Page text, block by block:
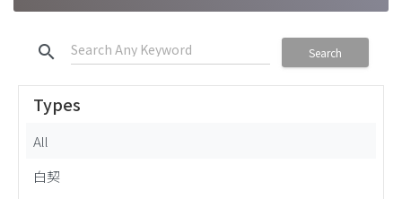
search Search
Types
All
白契